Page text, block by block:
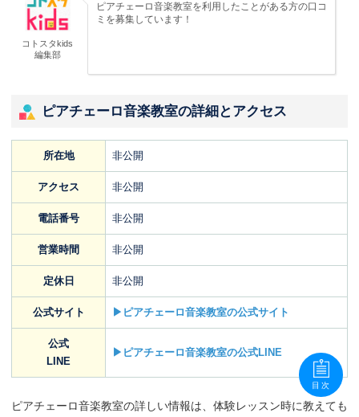
コトスタkids
編集部
ピアチェーロ音楽教室を利用したことがある方の口コ
ミを募集しています！
ピアチェーロ音楽教室の詳細とアクセス
所在地 非公開
アクセス 非公開
電話番号 非公開
営業時間 非公開
定休日 非公開
公式サイト ▶ピアチェーロ音楽教室の公式サイト
公式
LINE
▶ピアチェーロ音楽教室の公式LINE
ピアチェーロ音楽教室の詳しい情報は、体験レッスン時に教えても
目次